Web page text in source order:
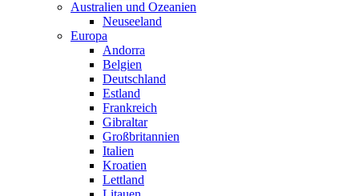
Australien und Ozeanien
Neuseeland
Europa
Andorra
Belgien
Deutschland
Estland
Frankreich
Gibraltar
Großbritannien
Italien
Kroatien
Lettland